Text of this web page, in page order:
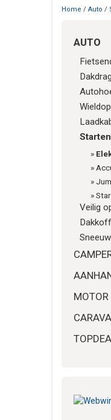
Home / Auto /
AUTO
»
»
»
»
Veilig
MOTOR